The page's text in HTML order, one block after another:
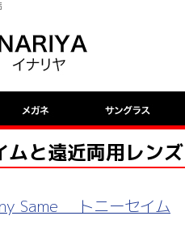
ムと遠近両用レンズ
Same トニーセイム